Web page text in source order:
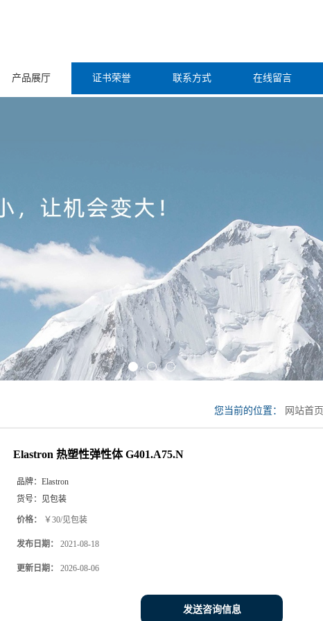
产品展厅 证书荣誉 联系方式 在线留言
您当前的位置： 网站首页
Elastron 热塑性弹性体 G401.A75.N
品牌： Elastron
货号：
见包装
价格： ￥30/见包装
发布日期： 2021-08-18
更新日期： 2026-08-06
发送咨询信息